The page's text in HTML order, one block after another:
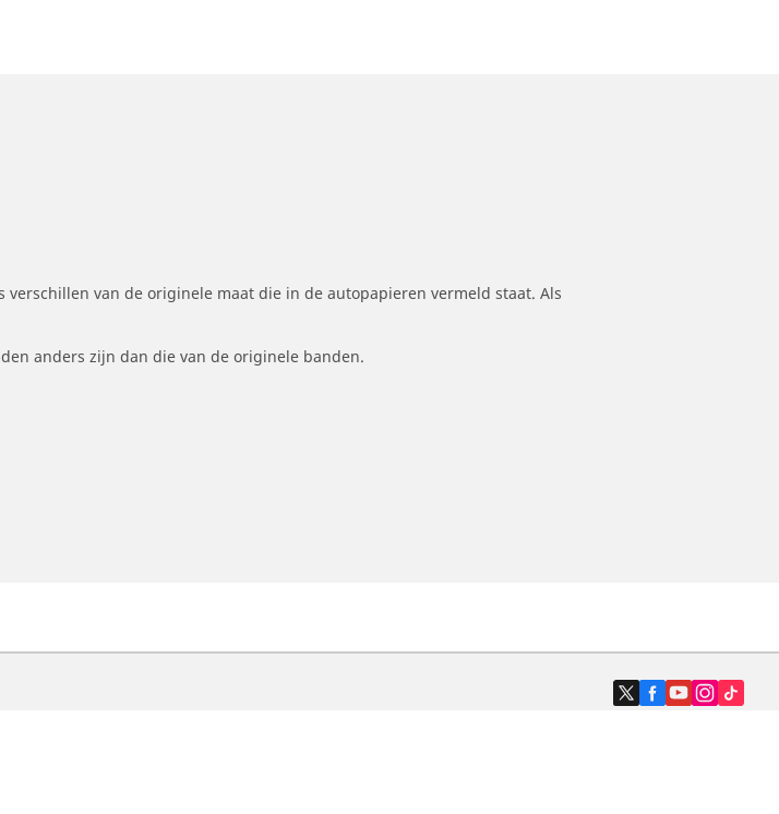
van de originele maat die in de autopapieren vermeld staat. Als
anders zijn dan die van de originele banden.